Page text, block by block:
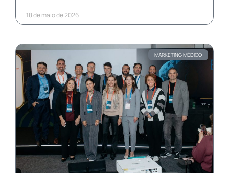
18 de maio de 2026
MARKETING MÉDICO